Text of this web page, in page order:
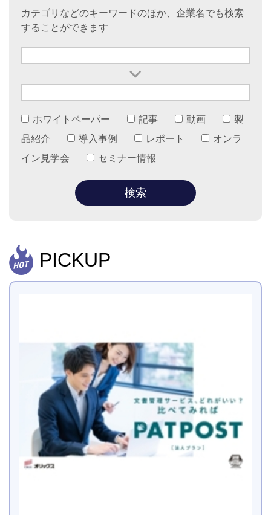
カテゴリなどのキーワードのほか、企業名でも検索
することができます
ホワイトペーパー 記事 動画
製
品紹介
導入事例 レポート
オンラ
イン見学会
セミナー情報
PICKUP